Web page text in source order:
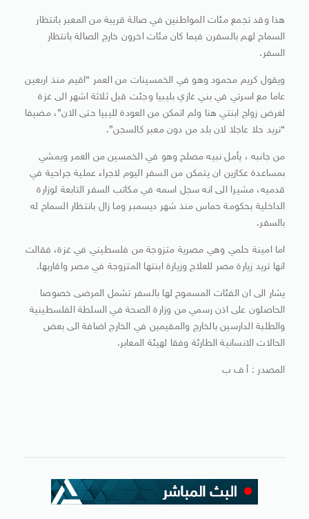
هذا وقد تجمع مئات المواطنين في صالة قريبة من المعبر بانتظار
السماح لهم بالسفرن فيما كان مئات اخرون خارج الصالة بانتظار
السفر.
ويقول كريم محمود وهو في الخمسينات من العمر “اقيم منذ اربعين
عاما مع اسرتي في بني غازي بليبيا وجئت قبل ثلاثة اشهر الى غزة
لغرض زواج ابنتي هنا ولم اتمكن من العودة لليبيا حتى الان”، مضيفا
“نريد حلا عاجلا لان بلد من دون معبر كالسجن”.
من جانبه ، يأمل نبيه مصلح وهو في الخمسين من العمر ويمشي
بمساعدة عكازين ان يتمكن من السفر اليوم لاجراء عملية جراحية في
قدميه، مشيرا الى انه سجل اسمه في مكاتب السفر التابعة لوزارة
الداخلية بحكومة حماس منذ شهر ديسمبر وما زال بانتظار السماح له
بالسفر.
اما امينة حلمي وهي مصرية متزوجة من فلسطيني في غزة، فقالت
انها تريد زيارة مصر للعلاج وزيارة ابنتها المتزوجة في مصر واقاربها.
يشار الى ان الفئات المسموح لها بالسفر تشمل المرضى خصوصا
الحاصلون على اذن رسمي من وزارة الصحة في السلطة الفلسطينية
والطلبة الدارسين بالخارج والمقيمين في الخارج اضافة الى بعض
الحالات الانسانية الطارئة وفقا لهيئة المعابر.
المصدر : أ ف ب